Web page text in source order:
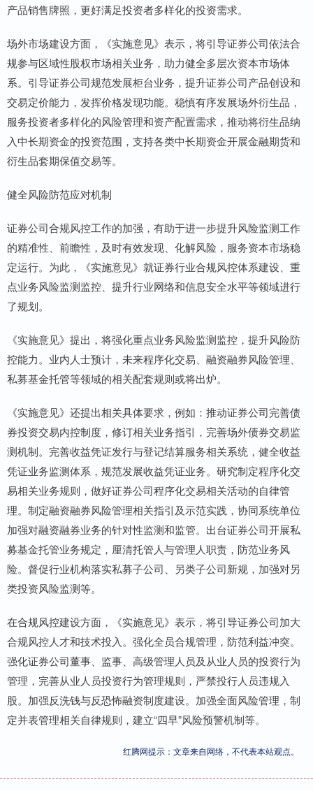
产品销售牌照，更好满足投资者多样化的投资需求。
场外市场建设方面，《实施意见》表示，将引导证券公司依法合
规参与区域性股权市场相关业务，助力健全多层次资本市场体
系。引导证券公司规范发展柜台业务，提升证券公司产品创设和
交易定价能力，发挥价格发现功能。稳慎有序发展场外衍生品，
服务投资者多样化的风险管理和资产配置需求，推动将衍生品纳
入中长期资金的投资范围，支持各类中长期资金开展金融期货和
衍生品套期保值交易等。
健全风险防范应对机制
证券公司合规风控工作的加强，有助于进一步提升风险监测工作
的精准性、前瞻性，及时有效发现、化解风险，服务资本市场稳
定运行。为此，《实施意见》就证券行业合规风控体系建设、重
点业务风险监测监控、提升行业网络和信息安全水平等领域进行
了规划。
《实施意见》提出，将强化重点业务风险监测监控，提升风险防
控能力。业内人士预计，未来程序化交易、融资融券风险管理、
私募基金托管等领域的相关配套规则或将出炉。
《实施意见》还提出相关具体要求，例如：推动证券公司完善债
券投资交易内控制度，修订相关业务指引，完善场外债券交易监
测机制。完善收益凭证发行与登记结算服务相关系统，健全收益
凭证业务监测体系，规范发展收益凭证业务。研究制定程序化交
易相关业务规则，做好证券公司程序化交易相关活动的自律管
理。制定融资融券风险管理相关指引及示范实践，协同系统单位
加强对融资融券业务的针对性监测和监管。出台证券公司开展私
募基金托管业务规定，厘清托管人与管理人职责，防范业务风
险。督促行业机构落实私募子公司、另类子公司新规，加强对另
类投资风险监测等。
在合规风控建设方面，《实施意见》表示，将引导证券公司加大
合规风控人才和技术投入。强化全员合规管理，防范利益冲突。
强化证券公司董事、监事、高级管理人员及从业人员的投资行为
管理，完善从业人员投资行为管理规则，严禁投行人员违规入
股。加强反洗钱与反恐怖融资制度建设。加强全面风险管理，制
定并表管理相关自律规则，建立“四早”风险预警机制等。
红腾网提示：文章来自网络，不代表本站观点。